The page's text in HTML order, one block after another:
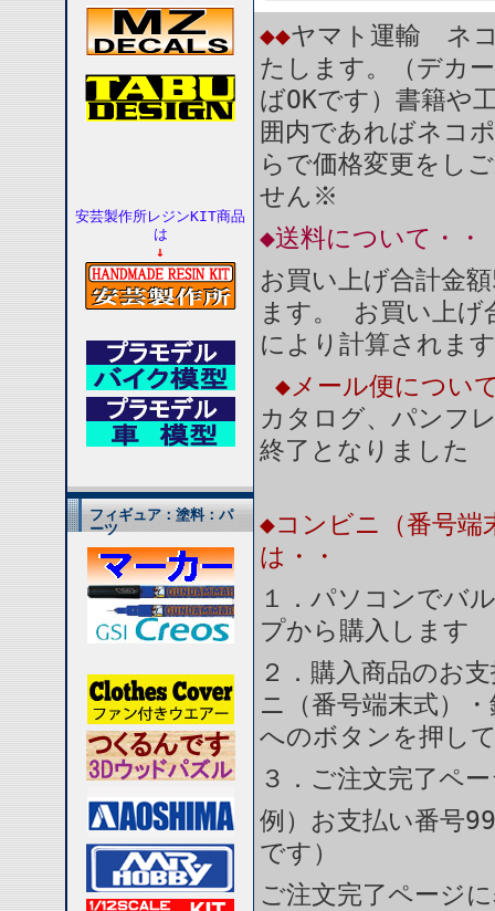
安芸製作所レジンKIT商品
は
↓
フィギュア：塗料：パ
ーツ
◆◆ヤマト運輸 ネ
たします。（デカ
ばOKです）書籍や
囲内であればネコ
らで価格変更をし
せん※
◆送料について・・
お買い上げ合計金
ます。 お買い上
により計算されま
◆メール便につい
カタログ、パンフ
終了となりました
◆コンビニ（番号端
は・・
１．パソコンでバ
プから購入します
２．購入商品のお
ニ（番号端末式）
へのボタンを押し
３．ご注文完了ペ
例）お支払い番号
です）
ご注文完了ページ